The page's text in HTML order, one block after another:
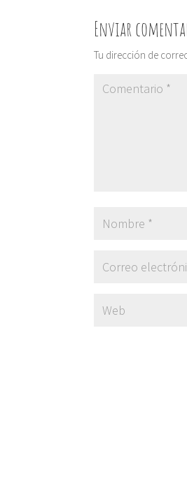
Enviar
Tu dirección de